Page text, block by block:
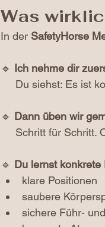
Was
In der SafetyHorse
🔹 Ich nehme dir
Du siehst: Es ist
🔹 Dann üben wir
Schritt für Schritt.
🔹 Du lernst konkrete
klare Positionen
saubere
sichere Führ-